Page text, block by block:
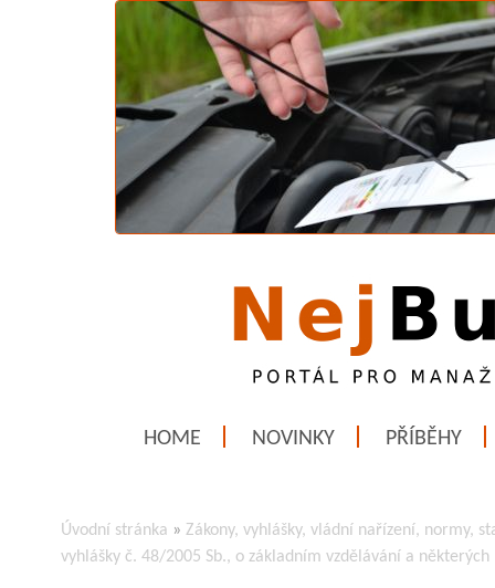
HOME NOVINKY PŘÍBĚHY
Úvodní stránka » Zákony, vyhlášky, vládní nařízení, normy,
vyhlášky č. 48/2005 Sb., o základním vzdělávání a